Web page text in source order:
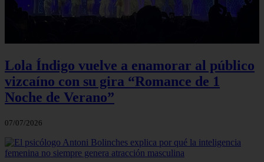
Lola Índigo vuelve a enamorar al público
vizcaíno con su gira “Romance de 1
Noche de Verano”
07/07/2026